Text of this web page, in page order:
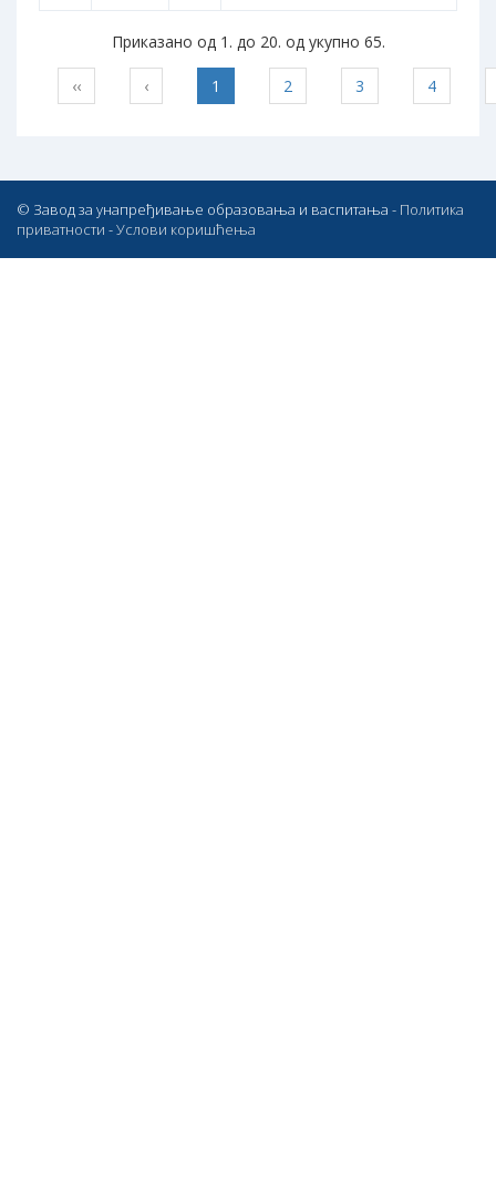
Приказано од 1. до 20. од укупно 65.
‹‹ ‹ 1 2 3 4
© Завод за унапређивање образовања и васпитања - Политика
приватности -Услови коришћења